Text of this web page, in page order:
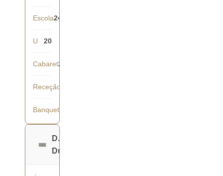
Escola24
U 20
Cabaret21
Receção
Banquete
D.
Duarte